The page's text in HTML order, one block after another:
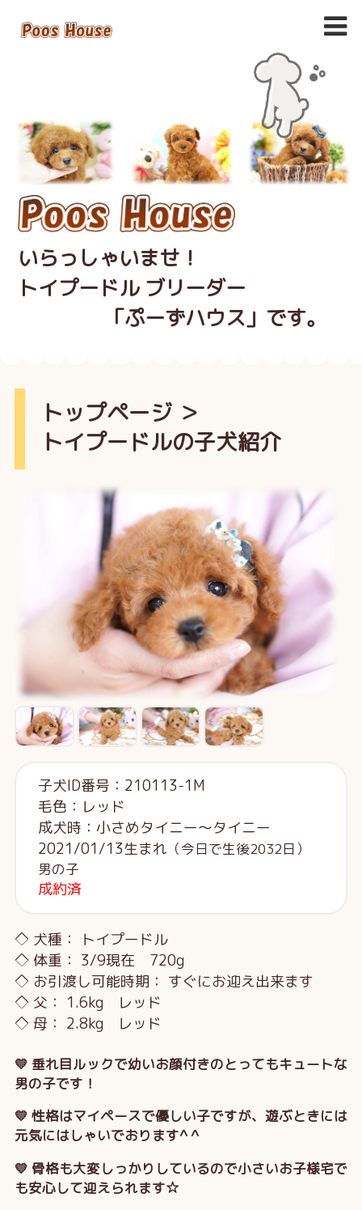
いらっしゃいませ！
トイプードル ブリーダー
「ぷーずハウス」です。
トップページ＞
トイプードルの子犬紹介
子犬ID番号：210113-1M
毛色：レッド
成犬時：小さめタイニー～タイニー
2021/01/13生まれ （今日で生後2032日）
男の子
成約済
◇ 犬種： トイプードル
◇ 体重： 3/9現在 720g
◇ お引渡し可能時期： すぐにお迎え出来ます
◇ 父： 1.6kg レッド
◇ 母： 2.8kg レッド
💛 垂れ目ルックで幼いお顔付きのとってもキュートな
男の子です！
💛 性格はマイペースで優しい子ですが、遊ぶときには
元気にはしゃいでおります^ ^
💛 骨格も大変しっかりしているので小さいお子様宅で
も安心して迎えられます☆